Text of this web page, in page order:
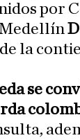
por
Medellín
la
se